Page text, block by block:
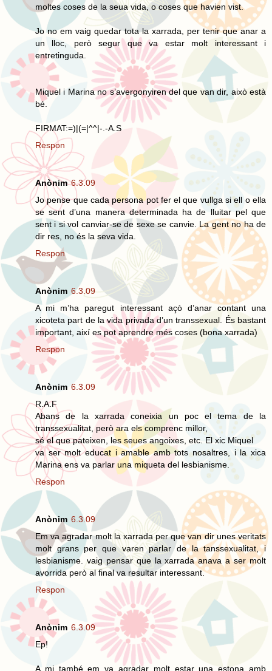
moltes coses de la seua vida, o coses que havien vist.
Jo no em vaig quedar tota la xarrada, per tenir que anar a
un lloc, però segur que va estar molt interessant i
entretinguda.
Miquel i Marina no s’avergonyiren del que van dir, això està
bé.
FIRMAT:=)|(=|^^|-.-A.S
Respon
Anònim 6.3.09
Jo pense que cada persona pot fer el que vullga si ell o ella
se sent d’una manera determinada ha de lluitar pel que
sent i si vol canviar-se de sexe se canvie. La gent no ha de
dir res, no és la seva vida.
Respon
Anònim 6.3.09
A mi m’ha paregut interessant açò d’anar contant una
xicoteta part de la vida privada d’un transsexual. És bastant
important, així es pot aprendre més coses (bona xarrada)
Respon
Anònim 6.3.09
R.A.F
Abans de la xarrada coneixia un poc el tema de la
transsexualitat, però ara els comprenc millor,
sé el que pateixen, les seues angoixes, etc. El xic Miquel
va ser molt educat i amable amb tots nosaltres, i la xica
Marina ens va parlar una miqueta del lesbianisme.
Respon
Anònim 6.3.09
Em va agradar molt la xarrada per que van dir unes veritats
molt grans per que varen parlar de la tanssexualitat, i
lesbianisme. vaig pensar que la xarrada anava a ser molt
avorrida però al final va resultar interessant.
Respon
Anònim 6.3.09
Ep!
A mi també em va agradar molt estar una estona amb